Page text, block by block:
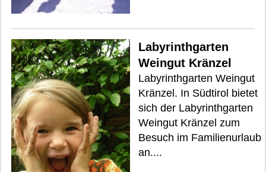
Labyrinthgarten
Weingut Kränzel
Labyrinthgarten Weingut
Kränzel. In Südtirol bietet
sich der Labyrinthgarten
Weingut Kränzel zum
Besuch im Familienurlaub
an....